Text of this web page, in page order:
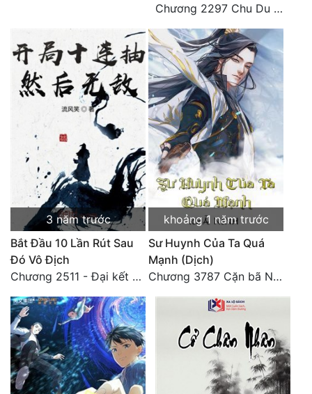
Chương 2297 Chu Du Du mang thai
3 năm trước
Bắt Đầu 10 Lần Rút Sau
Đó Vô Địch
Chương 2511 - Đại kết cục, Phiên ngoại thiên: Chư thiên quy nhất giới, vĩnh hằng thế giới. Hết!
khoảng 1 năm trước
Sư Huynh Của Ta Quá
Mạnh (Dịch)
Chương 3787 Cặn bã Nam Thiên Đạo